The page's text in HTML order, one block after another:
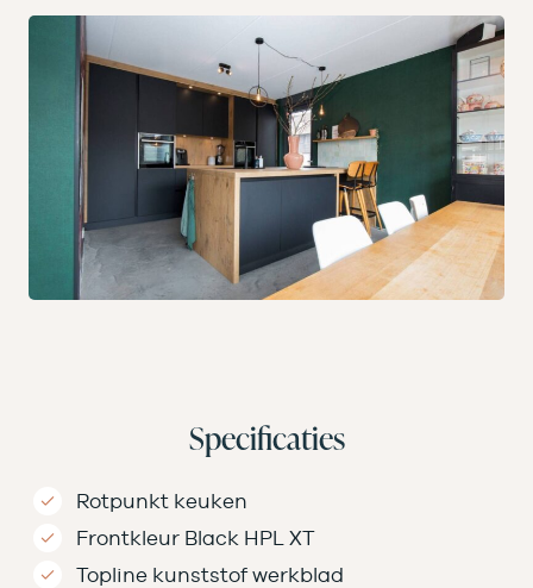
Specificaties
Rotpunkt keuken
Frontkleur Black HPL XT
Topline kunststof werkblad